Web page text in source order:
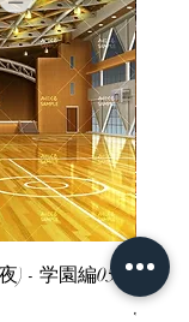
) - 学園編05
【
價格